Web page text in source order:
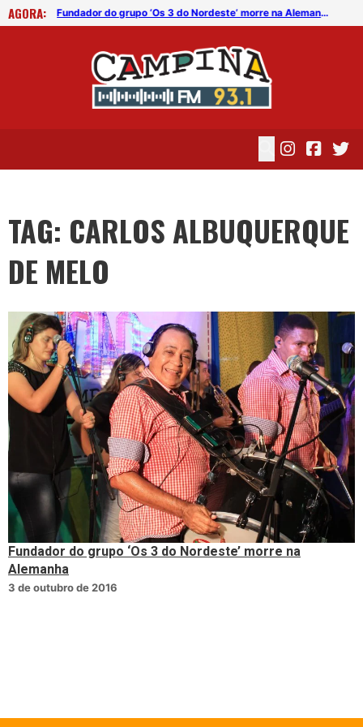
AGORA:
Fundador do grupo ‘Os 3 do Nordeste’ morre na Alemanha Fundador do grupo ‘Os 3 do Nordeste’ morre na Alemanha
TAG: CARLOS ALBUQUERQUE
DE MELO
Fundador do grupo ‘Os 3 do Nordeste’ morre na
Alemanha
3 de outubro de 2016